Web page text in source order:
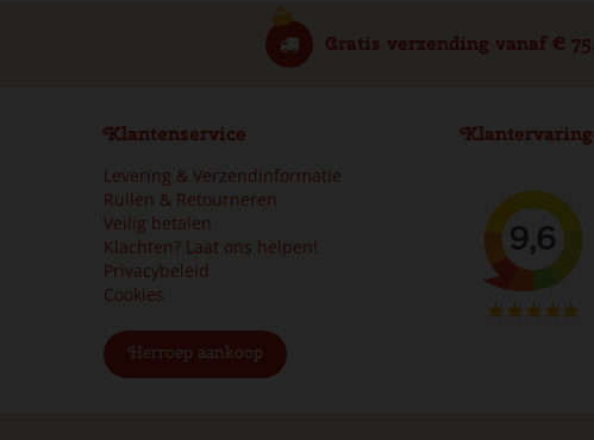
Gratis verzending vanaf €
Klantenservice
Levering & Verzendinformatie
Ruilen & Retourneren
Veilig betalen
Klachten? Laat ons helpen!
Privacybeleid
Cookies
Herroep aankoop